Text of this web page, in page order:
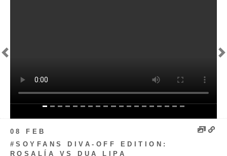
Previous
08 FEB
#SOYFANS DIVA-OFF EDITION:
ROSALÍA VS DUA LIPA